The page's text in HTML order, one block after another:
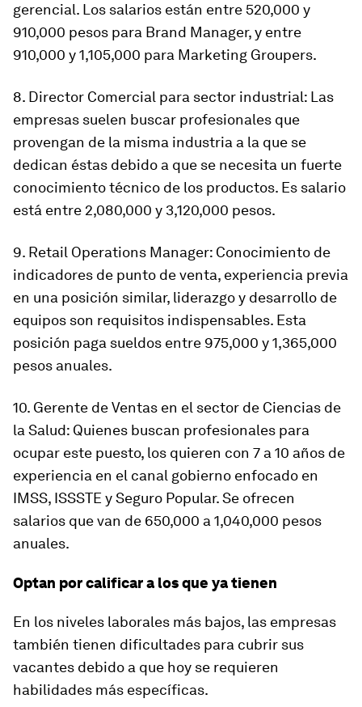
gerencial. Los salarios están entre 520,000 y
910,000 pesos para Brand Manager, y entre
910,000 y 1,105,000 para Marketing Groupers.
8. Director Comercial para sector industrial: Las
empresas suelen buscar profesionales que
provengan de la misma industria a la que se
dedican éstas debido a que se necesita un fuerte
conocimiento técnico de los productos. Es salario
está entre 2,080,000 y 3,120,000 pesos.
9. Retail Operations Manager: Conocimiento de
indicadores de punto de venta, experiencia previa
en una posición similar, liderazgo y desarrollo de
equipos son requisitos indispensables. Esta
posición paga sueldos entre 975,000 y 1,365,000
pesos anuales.
10. Gerente de Ventas en el sector de Ciencias de
la Salud: Quienes buscan profesionales para
ocupar este puesto, los quieren con 7 a 10 años de
experiencia en el canal gobierno enfocado en
IMSS, ISSSTE y Seguro Popular. Se ofrecen
salarios que van de 650,000 a 1,040,000 pesos
anuales.
Optan por calificar a los que ya tienen
En los niveles laborales más bajos, las empresas
también tienen dificultades para cubrir sus
vacantes debido a que hoy se requieren
habilidades más específicas.